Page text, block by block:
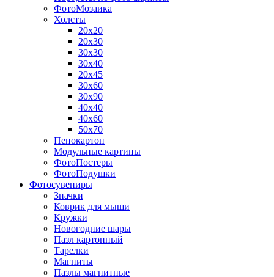
ФотоМозаика
Холсты
20х20
20х30
30х30
30х40
20х45
30х60
30х90
40х40
40х60
50х70
Пенокартон
Модульные картины
ФотоПостеры
ФотоПодушки
Фотоcувениры
Значки
Коврик для мыши
Кружки
Новогодние шары
Пазл картонный
Тарелки
Магниты
Пазлы магнитные